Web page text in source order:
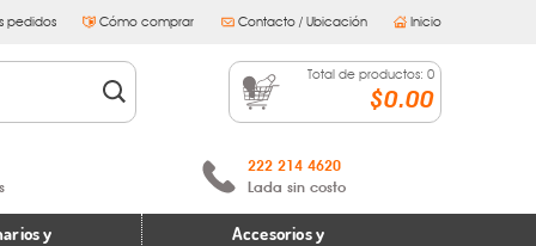
pedidos Cómo comprar Contacto / Ubicación Inicio
Total de productos: 0
$0.00
222 214 4620
Lada sin costo
y
Accesorios y